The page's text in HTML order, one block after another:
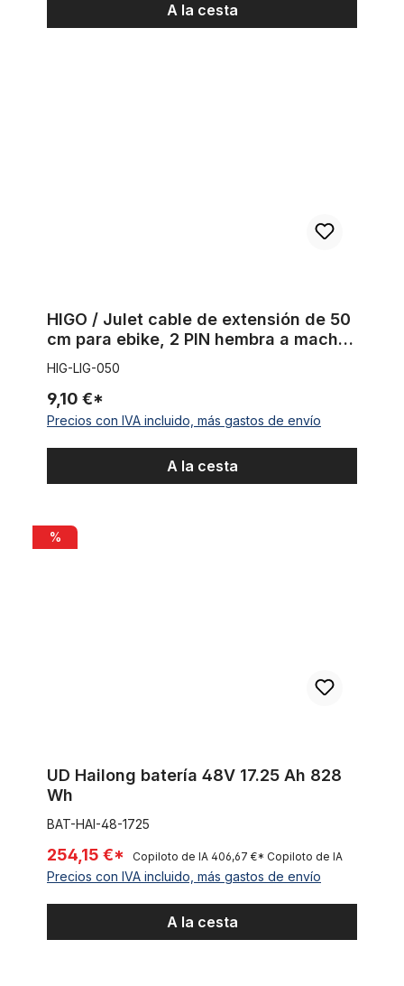
A la cesta
HIGO / Julet cable de extensión de 50
cm para ebike, 2 PIN hembra a macho,
rojo
HIG-LIG-050
9,10 €*
Precios con IVA incluido, más gastos de envío
A la cesta
UD Hailong batería 48V 17.25 Ah 828 Wh
%
UD Hailong batería 48V 17.25 Ah 828
Wh
BAT-HAI-48-1725
254,15 €* Copiloto de IA 406,67 €* Copiloto de IA
Precios con IVA incluido, más gastos de envío
A la cesta